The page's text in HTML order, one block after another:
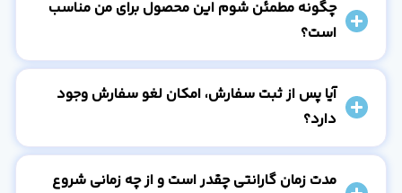
چگونه مطمئن شوم این محصول برای من مناسب
است؟
آیا پس از ثبت سفارش، امکان لغو سفارش وجود
دارد؟
مدت زمان گارانتی چقدر است و از چه زمانی شروع